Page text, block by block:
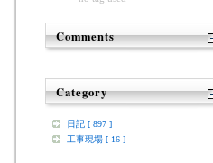
Comments
Category
日記 [ 897 ]
工事現場 [ 16 ]